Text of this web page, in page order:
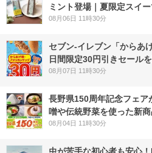
ミント登場｜夏限定スイ
08月06日 11時30分
セブン‐イレブン「からあ
日間限定30円引きセール
08月07日 11時30分
長野県150周年記念フェ
噌や伝統野菜を使った新
08月04日 11時30分